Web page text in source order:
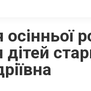
дітей